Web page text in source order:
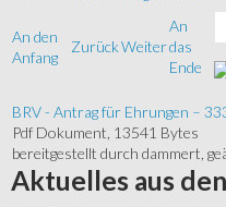
An den
Anfang
ZurückWeiter
An
das
Ende
BRV - Antrag für Ehrungen –
Pdf Dokument, 13541 Bytes
bereitgestellt durch dammert,
Aktuelles aus